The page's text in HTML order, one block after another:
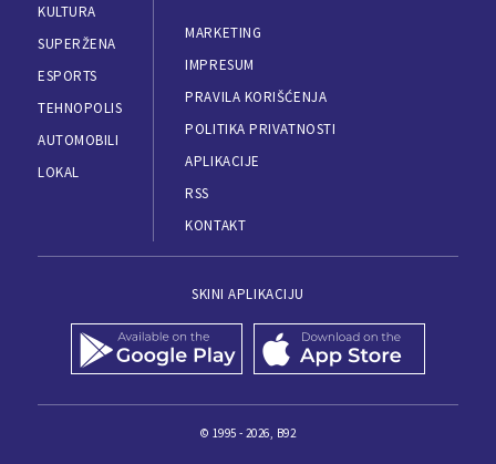
KULTURA
SUPERŽENA
ESPORTS
TEHNOPOLIS
AUTOMOBILI
LOKAL
MARKETING
IMPRESUM
PRAVILA KORIŠĆENJA
POLITIKA PRIVATNOSTI
APLIKACIJE
RSS
KONTAKT
SKINI APLIKACIJU
© 1995 - 2026, B92